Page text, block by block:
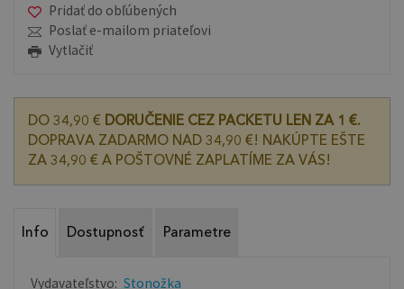
Pridať do obľúbených
Poslať e-mailom priateľovi
Vytlačiť
DO 34,90 € DORUČENIE CEZ PACKETU LEN ZA 1 €.
DOPRAVA ZADARMO NAD 34,90 €! NAKÚPTE EŠTE
ZA 34,90 € A POŠTOVNÉ ZAPLATÍME ZA VÁS!
Info Dostupnosť Parametre
Vydavateľstvo: Stonožka